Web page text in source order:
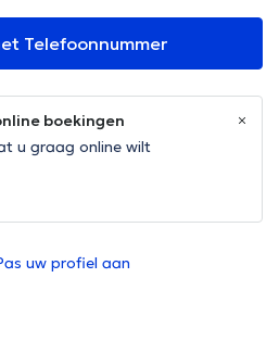
Telefoonnummer
boekingen
u graag online wilt
uw profiel aan